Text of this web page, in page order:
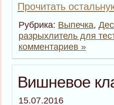
Прочитать
Рубрика: Выпечка,
разрыхлитель для
комментариев »
Вишневое
15.07.2016